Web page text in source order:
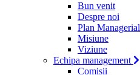
Bun venit
Despre noi
Plan Managerial
Misiune
Viziune
Echipa management
Comisii